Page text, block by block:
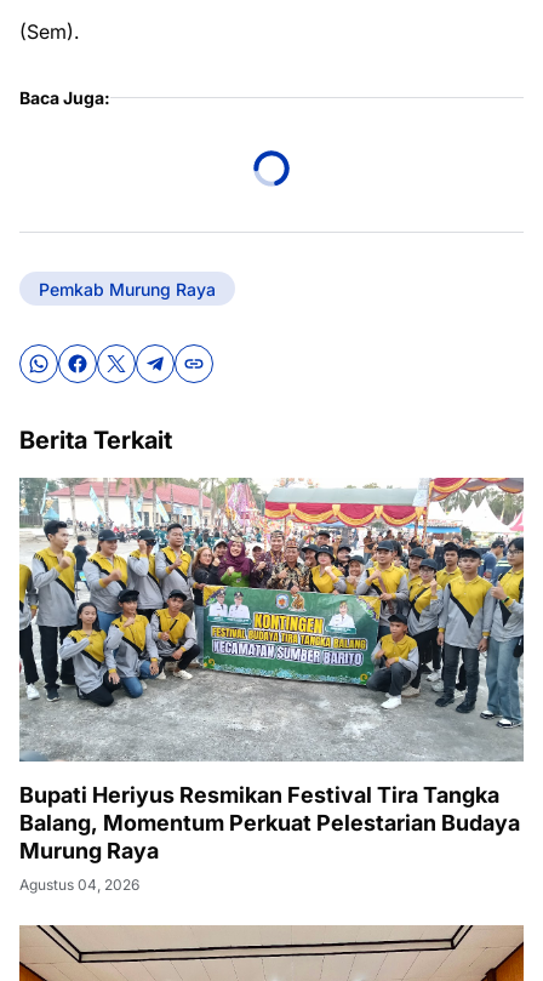
(Sem).
Baca Juga:
Pemkab Murung Raya
Berita Terkait
Bupati Heriyus Resmikan Festival Tira Tangka
Balang, Momentum Perkuat Pelestarian Budaya
Murung Raya
Agustus 04, 2026